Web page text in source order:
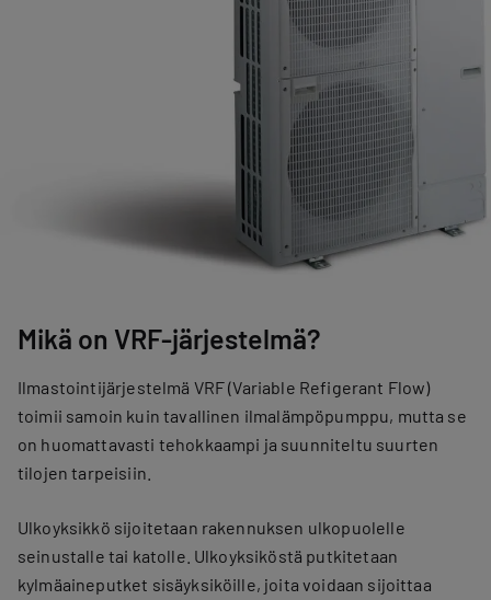
Mikä on VRF-järjestelmä?
Ilmastointijärjestelmä VRF (Variable Refigerant Flow)
toimii samoin kuin tavallinen ilmalämpöpumppu, mutta se
on huomattavasti tehokkaampi ja suunniteltu suurten
tilojen tarpeisiin.
Ulkoyksikkö sijoitetaan rakennuksen ulkopuolelle
seinustalle tai katolle. Ulkoyksiköstä putkitetaan
kylmäaineputket sisäyksiköille, joita voidaan sijoittaa